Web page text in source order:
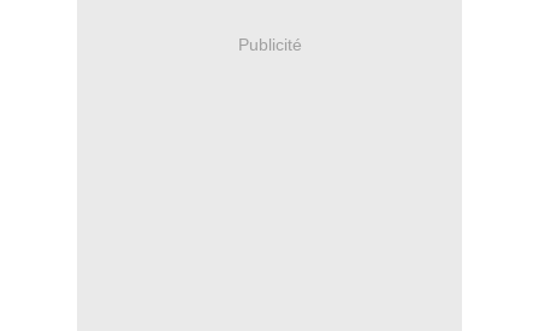
Publicité